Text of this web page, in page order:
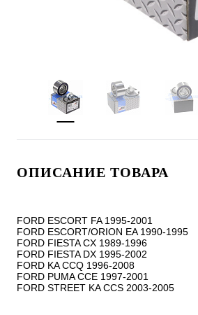
ОПИСАНИЕ ТОВАРА
FORD ESCORT FA 1995-2001
FORD ESCORT/ORION EA 1990-1995
FORD FIESTA CX 1989-1996
FORD FIESTA DX 1995-2002
FORD KA CCQ 1996-2008
FORD PUMA CCE 1997-2001
FORD STREET KA CCS 2003-2005